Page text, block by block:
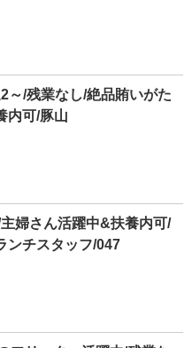
～/残業なし/絶品賄いがた
内可/豚山
婦さん活躍中&扶養内可/
ンチスタッフ/047